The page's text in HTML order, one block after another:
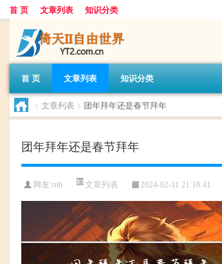
首 页 文章列表 知识分类
首 页 文章列表 知识分类
> 文章列表 > 团年拜年还是春节拜年
团年拜年还是春节拜年
网友:tnb 文章列表 2024-02-11 21:18:41